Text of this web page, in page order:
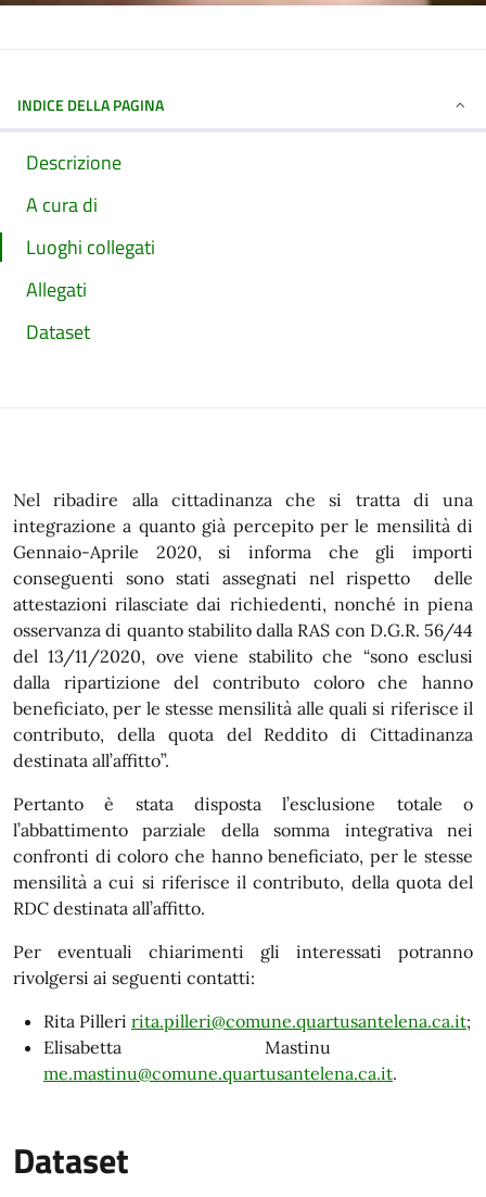
INDICE DELLA PAGINA
Descrizione
A cura di
Luoghi collegati
Allegati
Dataset
Nel ribadire alla cittadinanza che si tratta di una
integrazione a quanto già percepito per le mensilità di
Gennaio-Aprile 2020, si informa che gli importi
conseguenti sono stati assegnati nel rispetto delle
attestazioni rilasciate dai richiedenti, nonché in piena
osservanza di quanto stabilito dalla RAS con D.G.R. 56/44
del 13/11/2020, ove viene stabilito che “sono esclusi
dalla ripartizione del contributo coloro che hanno
beneficiato, per le stesse mensilità alle quali si riferisce il
contributo, della quota del Reddito di Cittadinanza
destinata all’affitto”.
Pertanto è stata disposta l’esclusione totale o
l’abbattimento parziale della somma integrativa nei
confronti di coloro che hanno beneficiato, per le stesse
mensilità a cui si riferisce il contributo, della quota del
RDC destinata all’affitto.
Per eventuali chiarimenti gli interessati potranno
rivolgersi ai seguenti contatti:
Rita Pilleri rita.pilleri@comune.quartusantelena.ca.it;
Elisabetta Mastinu
me.mastinu@comune.quartusantelena.ca.it.
Dataset